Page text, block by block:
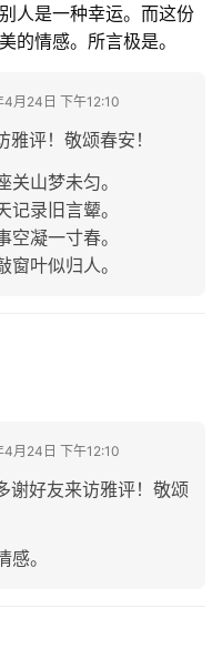
人是一种幸运。而这份
的情感。所言极是。
4月24日 下午12:10
雅评！敬颂春安！
山梦未匀。
录旧言颦。
凝一寸春。
叶似归人。
4月24日 下午12:10
谢好友来访雅评！敬颂
。